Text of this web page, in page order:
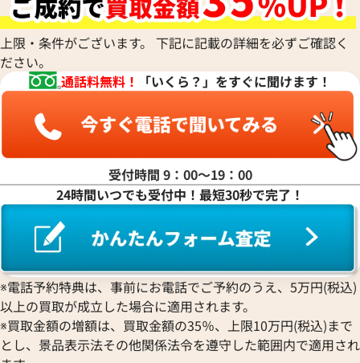
合わせください
電話で聞く
参考買取価格
6,899,000円
※2026年1月9日時点の参考買
リップ コンプリケーション
レンダー 5396R-011
パテック フィリップ コンプ
アニュアルカレンダー
上限・条件がございます。 下記に記載の詳細を必ずご確認く
ださい。
通話料無料！
「いくら？」をすぐに聞けます！
受付時間 9：00〜19：00
24時間いつでも受付中！最短30秒で完了！
※電話予約特典は、事前にお電話でご予約のうえ、5万円(税込)
以上の買取が成立した場合に適用されます。
※買取金額の増額は、買取金額の35％、上限10万円(税込)まで
とし、景品表示法その他関係法令を遵守した範囲内で適用され